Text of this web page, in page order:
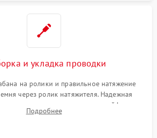
и укладка проводки
на ролики и правильное натяжение
через ролик натяжителя. Надежная
узлов, подключение клемм и шлейфов к
Монтаж корпусных панелей, люка и
Подробнее